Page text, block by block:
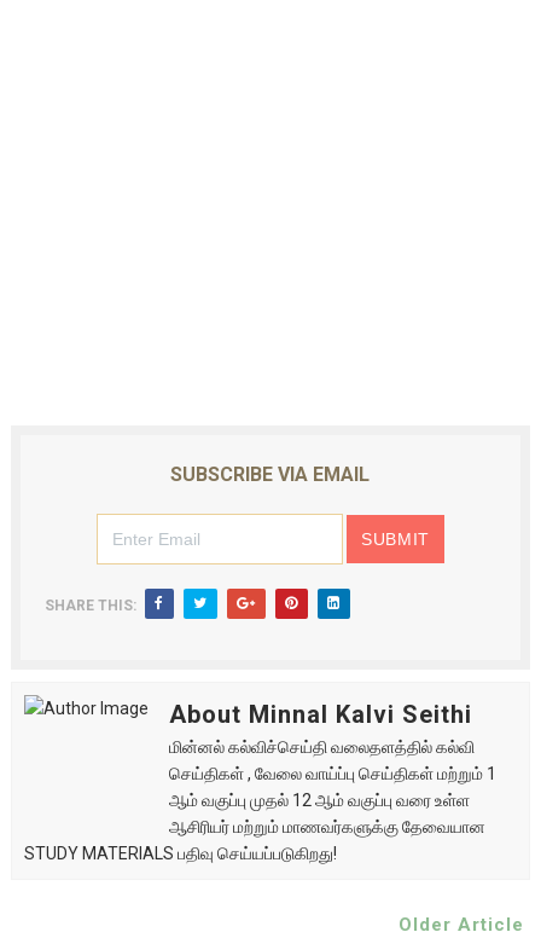
SUBSCRIBE VIA EMAIL
SHARE THIS:
About Minnal Kalvi Seithi
மின்னல் கல்விச்செய்தி வலைதளத்தில் கல்வி
செய்திகள் , வேலை வாய்ப்பு செய்திகள் மற்றும் 1
ஆம் வகுப்பு முதல் 12 ஆம் வகுப்பு வரை உள்ள
ஆசிரியர் மற்றும் மாணவர்களுக்கு தேவையான
STUDY MATERIALS பதிவு செய்யப்படுகிறது!
Older Article